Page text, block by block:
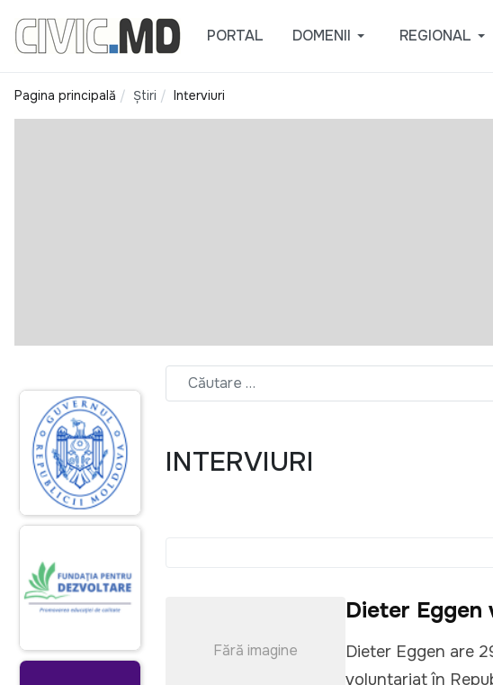
PORTAL DOMENII REGIONAL
Pagina principală Știri Interviuri
INTERVIURI
Fără imagine
Dieter Eggen
Dieter Eggen are
voluntariat în